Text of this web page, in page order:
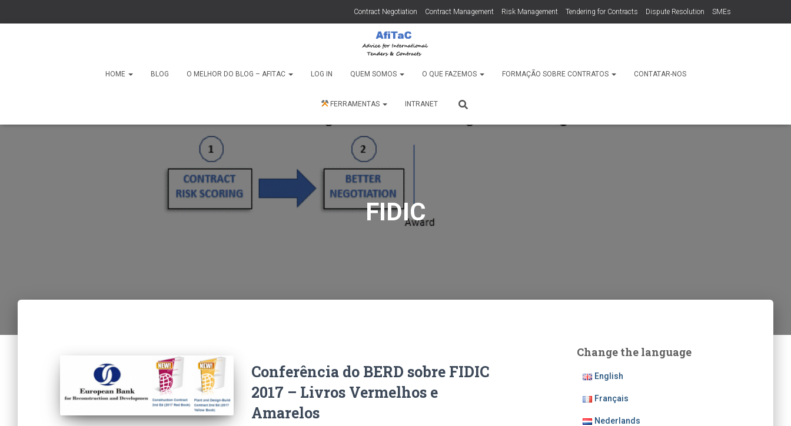
Contract Negotiation Contract Management Risk Management Tendering for Contracts Dispute Resolution SMEs
HOME BLOG O MELHOR DO BLOG – AFITAC LOG IN QUEM SOMOS O QUE FAZEMOS FORMAÇÃO SOBRE CONTRATOS CONTATAR-NOS
FERRAMENTAS INTRANET
FIDIC
Conferência do BERD sobre FIDIC
2017 – Livros Vermelhos e
Amarelos
Change the language
English
Français
Nederlands